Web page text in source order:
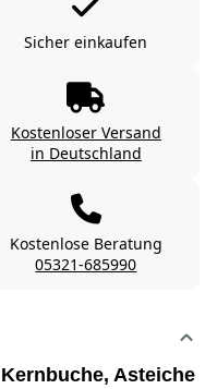
Sicher einkaufen
Kostenloser Versand
in Deutschland
Kostenlose Beratung
05321-685990
Asteiche